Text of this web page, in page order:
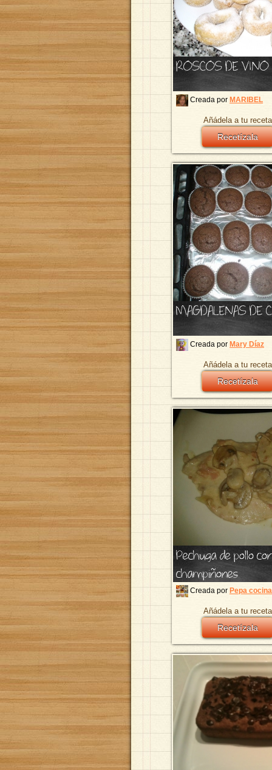
ROSCOS DE VINO
Creada por MARIBEL
Añádela a tu
Recetízala
MAGDALENAS DE
Creada por Mary Díaz
Añádela a tu
Recetízala
Pechuga de pollo
champiñones
Creada por Pepa cocina
Añádela a tu
Recetízala